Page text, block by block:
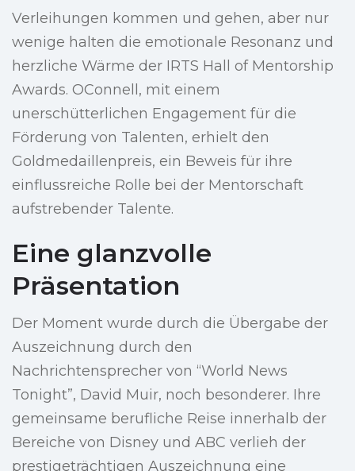
Verleihungen kommen und gehen, aber nur
wenige halten die emotionale Resonanz und
herzliche Wärme der IRTS Hall of Mentorship
Awards. OConnell, mit einem
unerschütterlichen Engagement für die
Förderung von Talenten, erhielt den
Goldmedaillenpreis, ein Beweis für ihre
einflussreiche Rolle bei der Mentorschaft
aufstrebender Talente.
Eine glanzvolle
Präsentation
Der Moment wurde durch die Übergabe der
Auszeichnung durch den
Nachrichtensprecher von “World News
Tonight”, David Muir, noch besonderer. Ihre
gemeinsame berufliche Reise innerhalb der
Bereiche von Disney und ABC verlieh der
prestigeträchtigen Auszeichnung eine